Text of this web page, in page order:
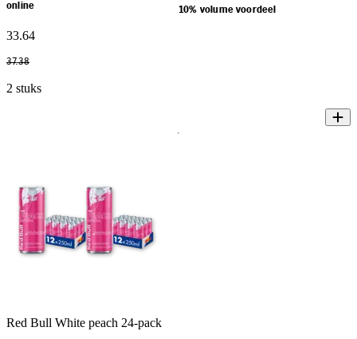
online 10% volume voordeel
33.64
37.38
2 stuks
Red Bull White peach 24-pack